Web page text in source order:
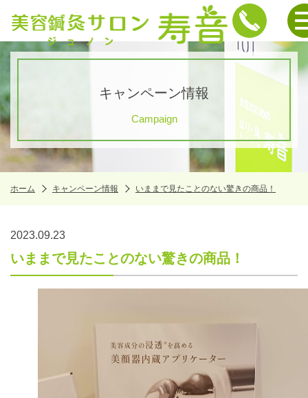
キャンペーン情報
Campaign
ホーム キャンペーン情報 いままで見たことのない驚きの商品！
2023.09.23
いままで見たことのない驚きの商品！